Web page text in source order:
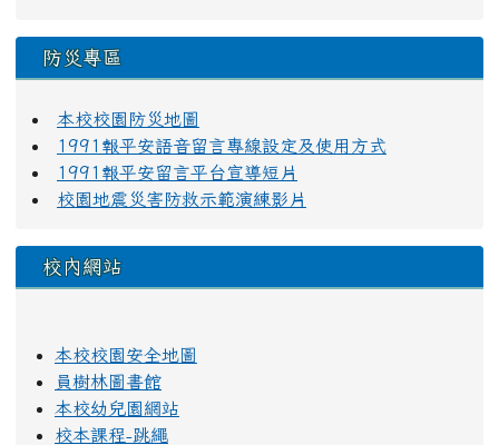
防災專區
本校校園防災地圖
1991報平安語音留言專線設定及使用方式
1991報平安留言平台宣導短片
校園地震災害防救示範演練影片
校內網站
本校校園安全地圖
員樹林圖書館
本校幼兒園網站
校本課程-跳繩